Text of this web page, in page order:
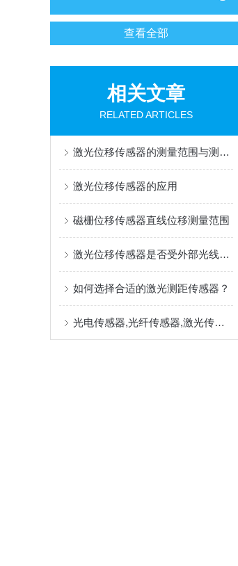
查看全部
相关文章
RELATED ARTICLES
激光位移传感器的测量范围与测量精度的关系
激光位移传感器的应用
磁栅位移传感器直线位移测量范围
激光位移传感器是否受外部光线影响？
如何选择合适的激光测距传感器？
光电传感器,光纤传感器,激光传感器的差别